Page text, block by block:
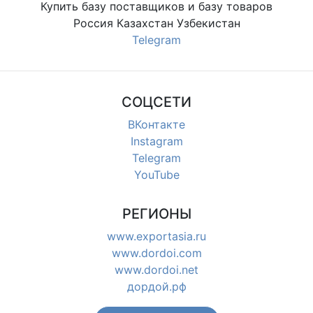
Купить базу поставщиков и базу товаров
Россия Казахстан Узбекистан
Telegram
СОЦСЕТИ
ВКонтакте
Instagram
Telegram
YouTube
РЕГИОНЫ
www.exportasia.ru
www.dordoi.com
www.dordoi.net
дордой.рф